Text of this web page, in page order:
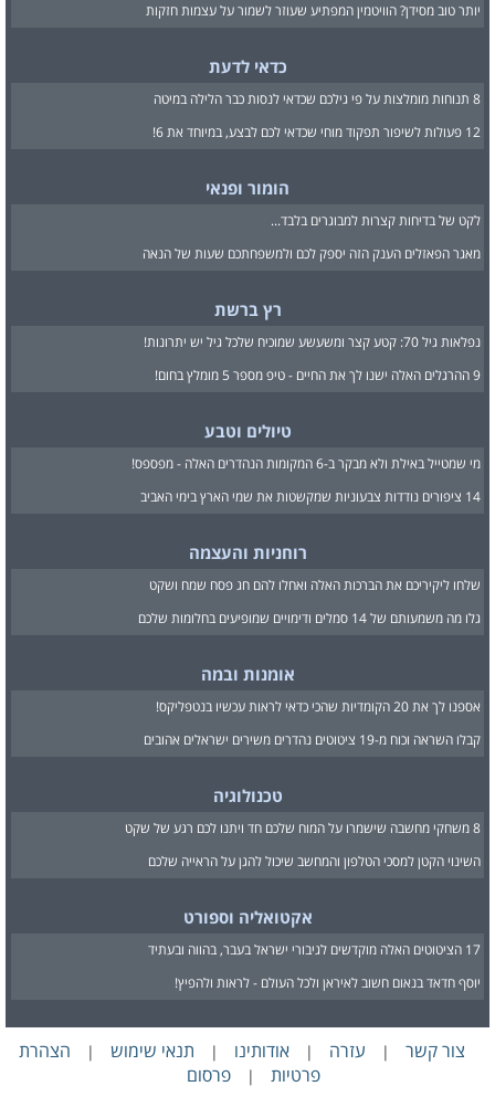
יותר טוב מסידן? הוויטמין המפתיע שעוזר לשמור על עצמות חזקות
כדאי לדעת
8 תנוחות מומלצות על פי גילכם שכדאי לנסות כבר הלילה במיטה
12 פעולות לשיפור תפקוד מוחי שכדאי לכם לבצע, במיוחד את 6!
הומור ופנאי
לקט של בדיחות קצרות למבוגרים בלבד...
מאגר הפאזלים הענק הזה יספק לכם ולמשפחתכם שעות של הנאה
רץ ברשת
נפלאות גיל 70: קטע קצר ומשעשע שמוכיח שלכל גיל יש יתרונות!
9 ההרגלים האלה ישנו לך את החיים - טיפ מספר 5 מומלץ בחום!
טיולים וטבע
מי שמטייל באילת ולא מבקר ב-6 המקומות הנהדרים האלה - מפספס!
14 ציפורים נודדות צבעוניות שמקשטות את שמי הארץ בימי האביב
רוחניות והעצמה
שלחו ליקיריכם את הברכות האלה ואחלו להם חג פסח שמח ושקט
גלו מה משמעותם של 14 סמלים ודימויים שמופיעים בחלומות שלכם
אומנות ובמה
אספנו לך את 20 הקומדיות שהכי כדאי לראות עכשיו בנטפליקס!
קבלו השראה וכוח מ-19 ציטוטים נהדרים משירים ישראלים אהובים
טכנולוגיה
8 משחקי מחשבה שישמרו על המוח שלכם חד ויתנו לכם רגע של שקט
השינוי הקטן למסכי הטלפון והמחשב שיכול להגן על הראייה שלכם
אקטואליה וספורט
17 הציטוטים האלה מוקדשים לגיבורי ישראל בעבר, בהווה ובעתיד
יוסף חדאד בנאום חשוב לאיראן ולכל העולם - לראות ולהפיץ!
צור קשר | עזרה | אודותינו | תנאי שימוש |
הצהרת
פרטיות
| פרסום